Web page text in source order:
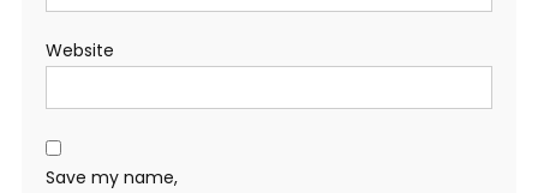
Website
Save my name,